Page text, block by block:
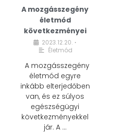
A mozgásszegény
életmód
következményei
2023.12.20. •
Életmód
A mozgásszegény
életmód egyre
inkább elterjedőben
van, és ez súlyos
egészségügyi
következményekkel
jár. A …